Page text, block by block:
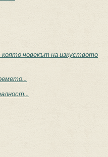
човекът на изкуството